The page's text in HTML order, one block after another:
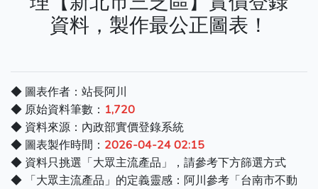
資料，製作最公正圖表！
◆ 圖表作者：站長阿川
◆ 原始資料筆數： 1,720
◆ 資料來源：內政部實價登錄系統
◆ 圖表製作時間： 2026-04-24 02:15
◆ 資料只挑選「大眾主流產品」，請參考下方篩選方式
◆ 「大眾主流產品」的定義靈感：阿川參考「台南市不動